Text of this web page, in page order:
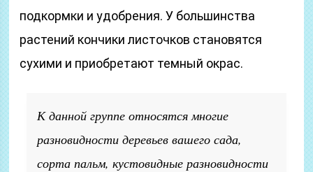
подкормки и удобрения. У большинства
растений кончики листочков становятся
сухими и приобретают темный окрас.
К данной группе относятся многие
разновидности деревьев вашего сада,
сорта пальм, кустовидные разновидности